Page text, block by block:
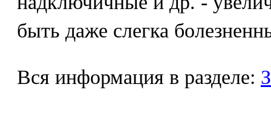
быть даже слегка
Вся информация в разделе: